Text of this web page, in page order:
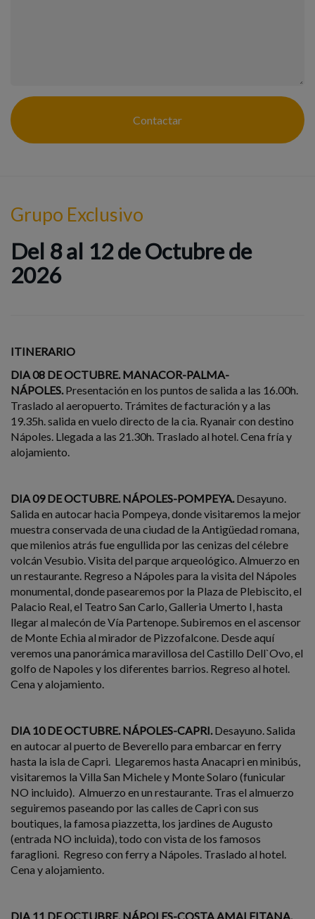
Contactar
Grupo Exclusivo
Del 8 al 12 de Octubre de
2026
ITINERARIO
DIA 08 DE OCTUBRE. MANACOR-PALMA-
NÁPOLES. Presentación en los puntos de salida a las 16.00h.
Traslado al aeropuerto. Trámites de facturación y a las
19.35h. salida en vuelo directo de la cia. Ryanair con destino
Nápoles. Llegada a las 21.30h. Traslado al hotel. Cena fría y
alojamiento.
DIA 09 DE OCTUBRE. NÁPOLES-POMPEYA. Desayuno.
Salida en autocar hacia Pompeya, donde visitaremos la mejor
muestra conservada de una ciudad de la Antigüedad romana,
que milenios atrás fue engullida por las cenizas del célebre
volcán Vesubio. Visita del parque arqueológico. Almuerzo en
un restaurante. Regreso a Nápoles para la visita del Nápoles
monumental, donde pasearemos por la Plaza de Plebiscito, el
Palacio Real, el Teatro San Carlo, Galleria Umerto I, hasta
llegar al malecón de Vía Partenope. Subiremos en el ascensor
de Monte Echia al mirador de Pizzofalcone. Desde aquí
veremos una panorámica maravillosa del Castillo Dell`Ovo, el
golfo de Napoles y los diferentes barrios. Regreso al hotel.
Cena y alojamiento.
DIA 10 DE OCTUBRE. NÁPOLES-CAPRI. Desayuno. Salida
en autocar al puerto de Beverello para embarcar en ferry
hasta la isla de Capri. Llegaremos hasta Anacapri en minibús,
visitaremos la Villa San Michele y Monte Solaro (funicular
NO incluido). Almuerzo en un restaurante. Tras el almuerzo
seguiremos paseando por las calles de Capri con sus
boutiques, la famosa piazzetta, los jardines de Augusto
(entrada NO incluida), todo con vista de los famosos
faraglioni. Regreso con ferry a Nápoles. Traslado al hotel.
Cena y alojamiento.
DIA 11 DE OCTUBRE. NÁPOLES-COSTA AMALFITANA.